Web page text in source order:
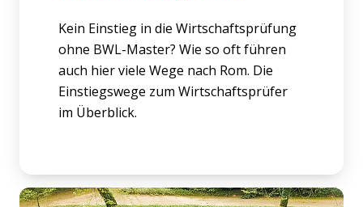
Kein Einstieg in die Wirtschaftsprüfung
ohne BWL-Master? Wie so oft führen
auch hier viele Wege nach Rom. Die
Einstiegswege zum Wirtschaftsprüfer
im Überblick.